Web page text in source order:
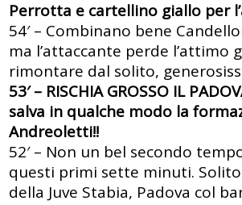
Perrotta e cartellino giallo per
54′ – Combinano bene
ma l’attaccante perde l’attimo
rimontare dal solito,
53′ – RISCHIA GROSSO IL
salva in qualche modo la
Andreoletti!!
52′ – Non un bel secondo
questi primi sette minuti. Solito
della Juve Stabia, Padova col